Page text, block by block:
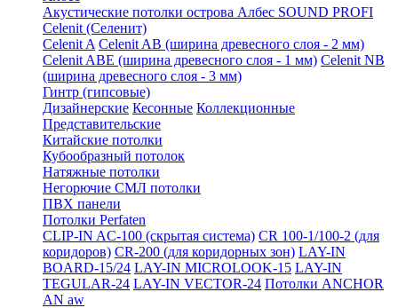
Акустические потолки острова Албес SOUND PROFI
Celenit (Селенит)
Celenit A Celenit AB (ширина древесного слоя - 2 мм)
Celenit ABE (ширина древесного слоя - 1 мм) Celenit NB
(ширина древесного слоя - 3 мм)
Гинтр (гипсовые)
Дизайнерские Кесонные Коллекционные
Представительские
Китайские потолки
Кубообразный потолок
Натяжные потолки
Негорючие СМЛ потолки
ПВХ панели
Потолки Perfaten
CLIP-IN AC-100 (скрытая система) CR 100-1/100-2 (для
коридоров) CR-200 (для коридорных зон) LAY-IN
BOARD-15/24 LAY-IN MICROLOOK-15 LAY-IN
TEGULAR-24 LAY-IN VECTOR-24 Потолки ANCHOR
AN aw